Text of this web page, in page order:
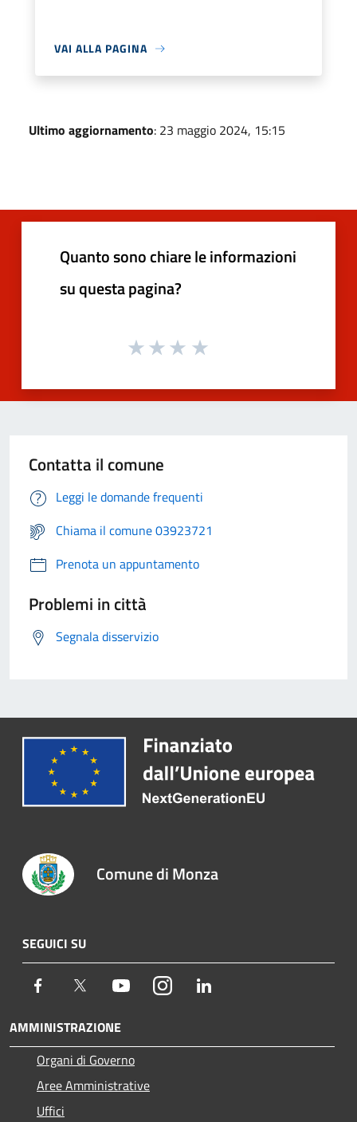
VAI ALLA PAGINA
Ultimo aggiornamento: 23 maggio 2024, 15:15
Quanto sono chiare le informazioni
su questa pagina?
Contatta il comune
Leggi le domande frequenti
Chiama il comune 03923721
Prenota un appuntamento
Problemi in città
Segnala disservizio
Comune di Monza
SEGUICI SU
Facebook Twitter YoutubeInstagram
AMMINISTRAZIONE
Organi di Governo
Aree Amministrative
Uffici